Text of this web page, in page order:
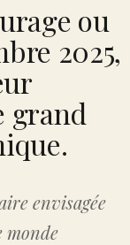
ou
2025,
grand
envisagée
monde